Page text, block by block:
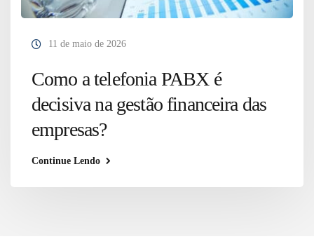
11 de maio de 2026
Como a telefonia PABX é
decisiva na gestão financeira das
empresas?
Continue Lendo